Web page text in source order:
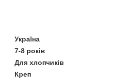
Україна
7-8 років
Для хлопчиків
Креп